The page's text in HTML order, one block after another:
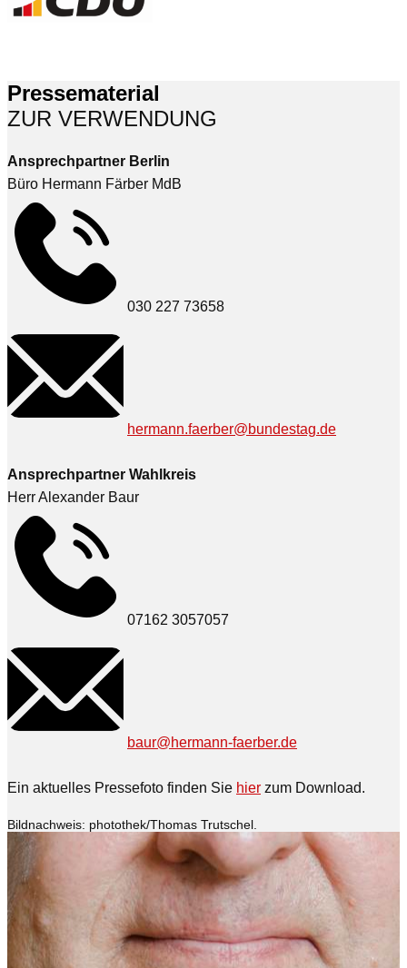
Pressematerial
ZUR VERWENDUNG
Ansprechpartner Berlin
Büro Hermann Färber MdB
030 227 73658
hermann.faerber@bundestag.de
Ansprechpartner Wahlkreis
Herr Alexander Baur
07162 3057057
baur@hermann-faerber.de
Ein aktuelles Pressefoto finden Sie hier zum Download.
Bildnachweis: photothek/Thomas Trutschel.